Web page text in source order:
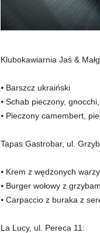
Klubokawiarnia Jaś &
⦁ Barszcz ukraiński
⦁ Schab pieczony,
⦁ Pieczony camembert,
Tapas Gastrobar, ul.
⦁ Krem z wędzonych
⦁ Burger wołowy z
⦁ Carpaccio z buraka z
La Lucy, ul. Pereca 11: